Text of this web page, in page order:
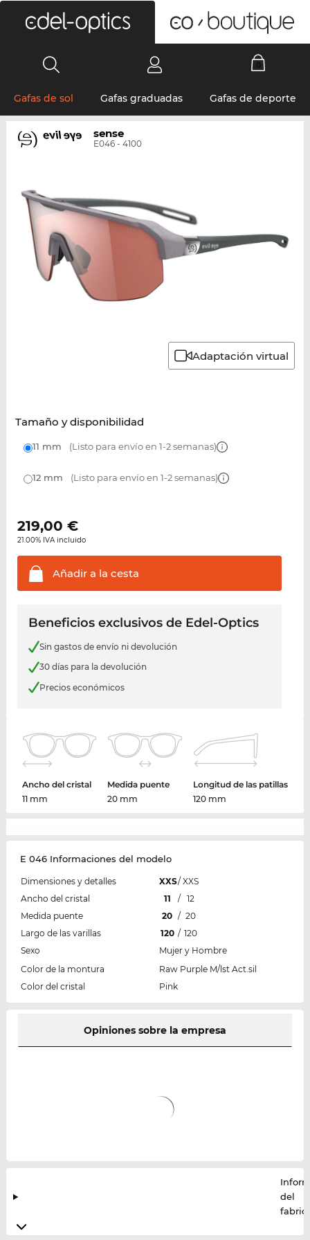
Gafas de sol Gafas graduadas Gafas de deporte
sense
E046 - 4100
Adaptación virtual
Tamaño y disponibilidad
11 mm (Listo para envío en 1-2 semanas)
12 mm (Listo para envío en 1-2 semanas)
219,00 €
21.00% IVA incluido
Añadir a la cesta
Beneficios exclusivos de Edel-Optics
Sin gastos de envío ni devolución
30 días para la devolución
Precios económicos
Ancho del cristal
11 mm
Medida puente
20 mm
Longitud de las patillas
120 mm
E 046 Informaciones del modelo
Dimensiones y detalles XXS/ XXS
Ancho del cristal
11 /
12
Medida puente
20 / 20
Largo de las varillas
120 / 120
Sexo
Mujer y Hombre
Color de la montura
Raw Purple M/lst Act.sil
Color del cristal
Pink
Opiniones sobre la empresa
del